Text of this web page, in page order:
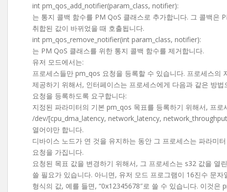
int pm_qos_add_notifier(param_class, notifier):
는 통지 콜백 함수를 PM QoS 클래스로 추가합니다. 그 콜백은
취합된 값이 바뀌었을 때 호출됩니다.
int pm_qos_remove_notifier(int param_class, notifier):
는 PM QoS 클래스를 위한 통지 콜백 함수를 제거합니다.
유저 모드에서는:
프로세스들만 pm_qos 요청을 등록할 수 있습니다. 프로세스의
제공하기 위해서, 인터페이스는 프로세스에게 다음과 같은 방법
요청을 등록하도록 요구합니다:
지정된 파라미터의 기본 pm_qos 목표를 등록하기 위해서, 프로
/dev/[cpu_dma_latency, network_latency,
열어야만 합니다.
디바이스 노드가 연 것을 유지하는 동안 그 프로세스는 파라미
요청을 가집니다.
요청된 목표 값을 변경하기 위해서, 그 프로세스는 s32 값을 열
쓸 필요가 있습니다. 아니면, 유저 모드 프로그램이 16진수 문자
형식의 값, 예를 들면, “0x12345678″로 쓸 수 있습니다. 이것은